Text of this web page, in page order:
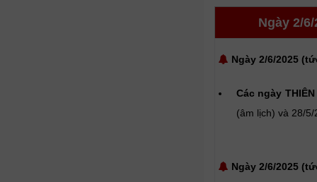
Ngày 2/
Ngày 2/6/2025
Các ngày
(âm lịch) và 28/
Ngày 2/6/2025